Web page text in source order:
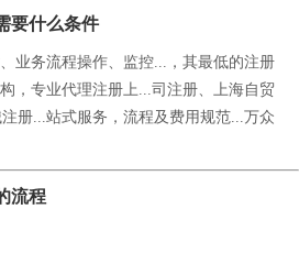
要什么条件
业务流程操作、监控...，其最低的注册
，专业代理注册上...司注册、上海自贸
册...站式服务，流程及费用规范...万众
流程